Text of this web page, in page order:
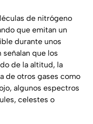
de nitrógeno
que emitan un
durante unos
que los
de la altitud, la
de otros gases como
algunos espectros
celestes o